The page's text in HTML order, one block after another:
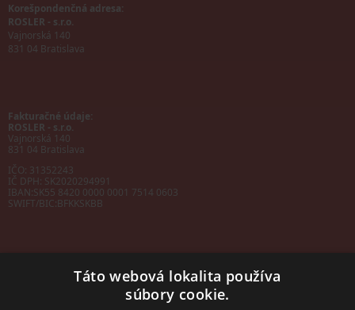
Korešpondenčná adresa:
ROSLER - s.r.o.
Vajnorská 140
831 04 Bratislava
Fakturačné údaje:
ROSLER - s.r.o.
Vajnorská 140
831 04 Bratislava
IČO: 31352243
IČ DPH: SK2020294991
IBAN:SK55 8420 0000 0001 7514 0603
SWIFT/BIC:BFKKSKBB
Táto webová lokalita používa
súbory cookie.